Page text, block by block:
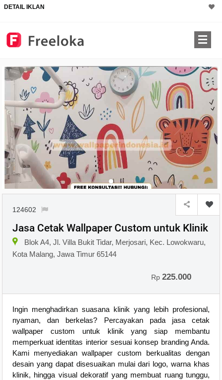
DETAIL IKLAN
124602
Jasa Cetak Wallpaper Custom untuk Klinik
Blok A4, Jl. Villa Bukit Tidar, Merjosari, Kec. Lowokwaru,
Kota Malang, Jawa Timur 65144
Rp225.000
Ingin menghadirkan suasana klinik yang lebih profesional,
nyaman, dan berkelas? Percayakan pada jasa cetak
wallpaper custom untuk klinik yang siap membantu
memperkuat identitas interior sesuai konsep branding Anda.
Kami menyediakan wallpaper custom berkualitas dengan
desain yang dapat disesuaikan mulai dari logo, warna khas
klinik, hingga visual dekoratif yang membuat ruang tunggu,